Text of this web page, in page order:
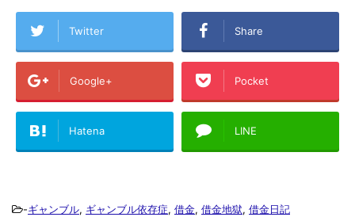
Twitter Share
Google+ Pocket
Hatena LINE
-ギャンブル, ギャンブル依存症, 借金, 借金地獄, 借金日記